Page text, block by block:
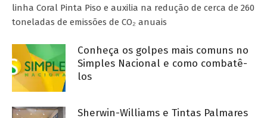
linha Coral Pinta Piso e auxilia na redução de cerca de 260
toneladas de emissões de CO₂ anuais
Conheça os golpes mais comuns no
Simples Nacional e como combatê-
los
Sherwin-Williams e Tintas Palmares